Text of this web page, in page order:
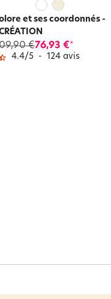
et ses coordonnés -
€76,93 €*
4.4/5 - 124 avis